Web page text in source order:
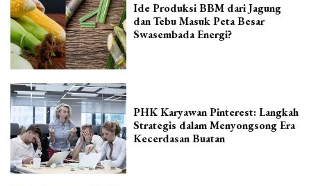
Ide Produksi BBM dari Jagung
dan Tebu Masuk Peta Besar
Swasembada Energi?
PHK Karyawan Pinterest: Langkah
Strategis dalam Menyongsong Era
Kecerdasan Buatan